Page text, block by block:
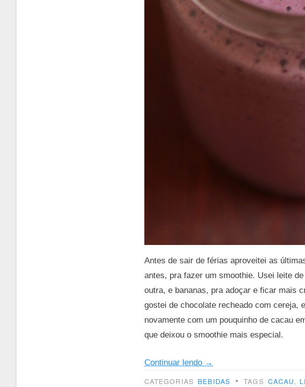
Antes de sair de férias aproveitei as
antes, pra fazer um smoothie. Usei leite
outra, e bananas, pra adoçar e ficar mais
gostei de chocolate recheado com cereja,
novamente com um pouquinho de cacau
que deixou o smoothie mais especial.
Continuar lendo “Smoothie
de
→
CATEGORIAS BEBIDAS • TAGS CACAU,